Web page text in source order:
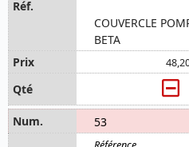
COUVERCLE
BETA
53